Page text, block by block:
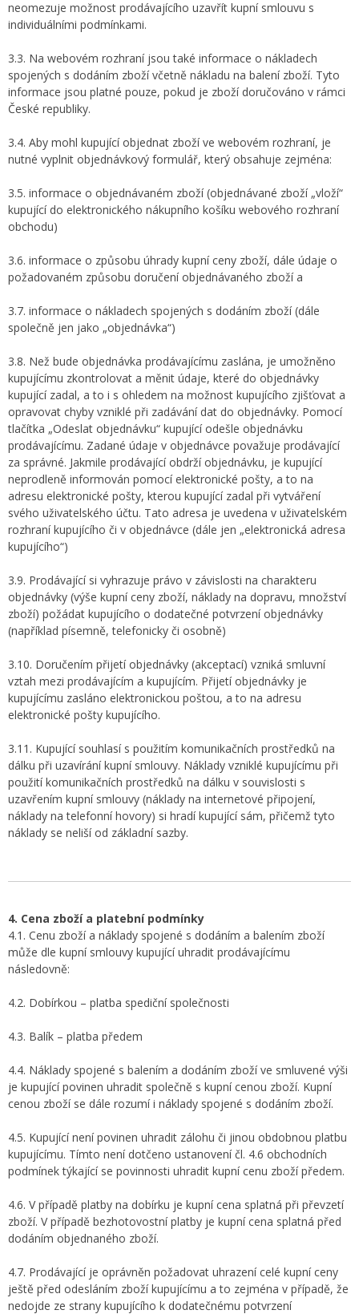
neomezuje možnost prodávajícího uzavřít kupní smlouvu s
individuálními podmínkami.
3.3. Na webovém rozhraní jsou také informace o nákladech
spojených s dodáním zboží včetně nákladu na balení zboží. Tyto
informace jsou platné pouze, pokud je zboží doručováno v rámci
České republiky.
3.4. Aby mohl kupující objednat zboží ve webovém rozhraní, je
nutné vyplnit objednávkový formulář, který obsahuje zejména:
3.5. informace o objednávaném zboží (objednávané zboží „vloží“
kupující do elektronického nákupního košíku webového rozhraní
obchodu)
3.6. informace o způsobu úhrady kupní ceny zboží, dále údaje o
požadovaném způsobu doručení objednávaného zboží a
3.7. informace o nákladech spojených s dodáním zboží (dále
společně jen jako „objednávka“)
3.8. Než bude objednávka prodávajícímu zaslána, je umožněno
kupujícímu zkontrolovat a měnit údaje, které do objednávky
kupující zadal, a to i s ohledem na možnost kupujícího zjišťovat a
opravovat chyby vzniklé při zadávání dat do objednávky. Pomocí
tlačítka „Odeslat objednávku“ kupující odešle objednávku
prodávajícímu. Zadané údaje v objednávce považuje prodávající
za správné. Jakmile prodávající obdrží objednávku, je kupující
neprodleně informován pomocí elektronické pošty, a to na
adresu elektronické pošty, kterou kupující zadal při vytváření
svého uživatelského účtu. Tato adresa je uvedena v uživatelském
rozhraní kupujícího či v objednávce (dále jen „elektronická adresa
kupujícího“)
3.9. Prodávající si vyhrazuje právo v závislosti na charakteru
objednávky (výše kupní ceny zboží, náklady na dopravu, množství
zboží) požádat kupujícího o dodatečné potvrzení objednávky
(například písemně, telefonicky či osobně)
3.10. Doručením přijetí objednávky (akceptací) vzniká smluvní
vztah mezi prodávajícím a kupujícím. Přijetí objednávky je
kupujícímu zasláno elektronickou poštou, a to na adresu
elektronické pošty kupujícího.
3.11. Kupující souhlasí s použitím komunikačních prostředků na
dálku při uzavírání kupní smlouvy. Náklady vzniklé kupujícímu při
použití komunikačních prostředků na dálku v souvislosti s
uzavřením kupní smlouvy (náklady na internetové připojení,
náklady na telefonní hovory) si hradí kupující sám, přičemž tyto
náklady se neliší od základní sazby.
4. Cena zboží a platební podmínky
4.1. Cenu zboží a náklady spojené s dodáním a balením zboží
může dle kupní smlouvy kupující uhradit prodávajícímu
následovně:
4.2. Dobírkou – platba spediční společnosti
4.3. Balík – platba předem
4.4. Náklady spojené s balením a dodáním zboží ve smluvené výši
je kupující povinen uhradit společně s kupní cenou zboží. Kupní
cenou zboží se dále rozumí i náklady spojené s dodáním zboží.
4.5. Kupující není povinen uhradit zálohu či jinou obdobnou platbu
kupujícímu. Tímto není dotčeno ustanovení čl. 4.6 obchodních
podmínek týkající se povinnosti uhradit kupní cenu zboží předem.
4.6. V případě platby na dobírku je kupní cena splatná při převzetí
zboží. V případě bezhotovostní platby je kupní cena splatná před
dodáním objednaného zboží.
4.7. Prodávající je oprávněn požadovat uhrazení celé kupní ceny
ještě před odesláním zboží kupujícímu a to zejména v případě, že
nedojde ze strany kupujícího k dodatečnému potvrzení